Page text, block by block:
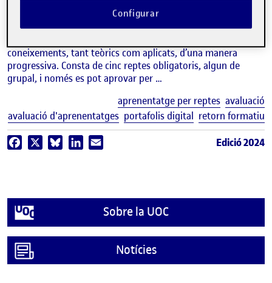
coneixements, tant teòrics com aplicats, d’una manera
progressiva. Consta de cinc reptes obligatoris, algun de
grupal, i només es pot aprovar per …
aprenentatge per reptes avaluació
avaluació d'aprenentatges portafolis digital retorn formatiu
Facebook BlueskyLinkedIn Edició 2024
Sobre la UOC
Notícies
Configurar